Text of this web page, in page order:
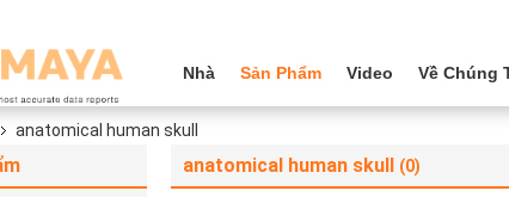
Nhà Sản Phẩm Video Về Chúng
anatomical human skull
anatomical human skull (0)